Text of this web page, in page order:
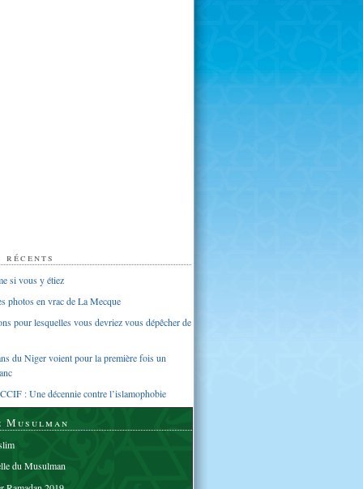
si vous y étiez
photos en vrac de La Mecque
pour lesquelles vous devriez vous dépêcher de
du Niger voient pour la première fois un
: Une décennie contre l’islamophobie
Musulman
du Musulman